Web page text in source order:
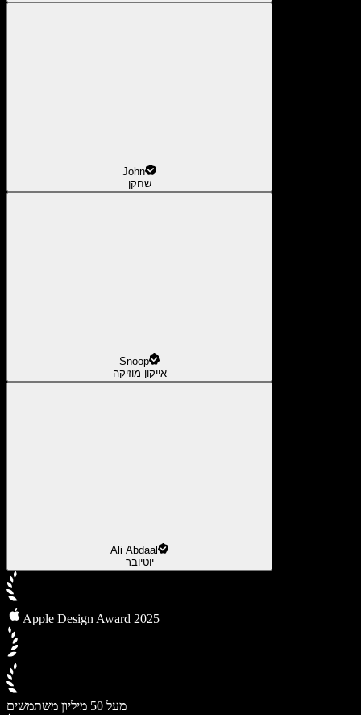
John
שחקן
Snoop
אייקון מוזיקה
Ali Abdaal
יוטיובר
Apple Design Award 2025
מעל 50 מיליון משתמשים